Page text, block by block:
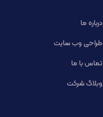
درباره ما
طراحی وب سایت
تماس با ما
وبلاگ شرکت